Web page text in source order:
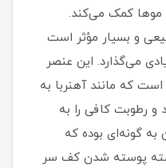
موها کمک می‌کند.
و بسیار مؤثر است
می‌گذارد. این عنصر
که مانند آهنربا به
رطوبت کافی را به
به گونه‌ای بوده که
پوسته شدن کف سر